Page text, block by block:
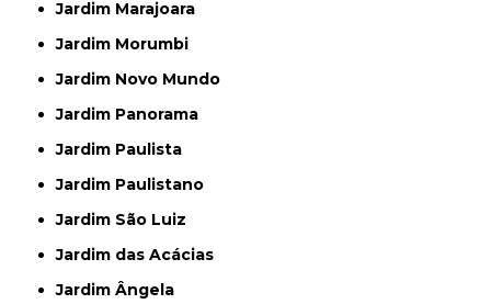
Jardim Marajoara
Jardim Morumbi
Jardim Novo Mundo
Jardim Panorama
Jardim Paulista
Jardim Paulistano
Jardim São Luiz
Jardim das Acácias
Jardim Ângela